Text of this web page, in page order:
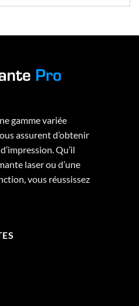
gamme variée
assurent d’obtenir
Qu’il
laser ou d’une
vous réussissez